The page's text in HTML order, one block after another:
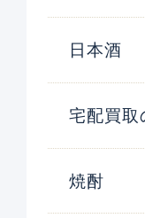
日本酒
宅配買取
焼酎